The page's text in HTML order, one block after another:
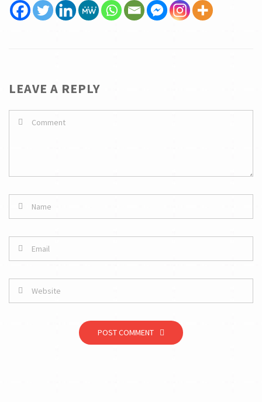
LEAVE A REPLY
POST COMMENT